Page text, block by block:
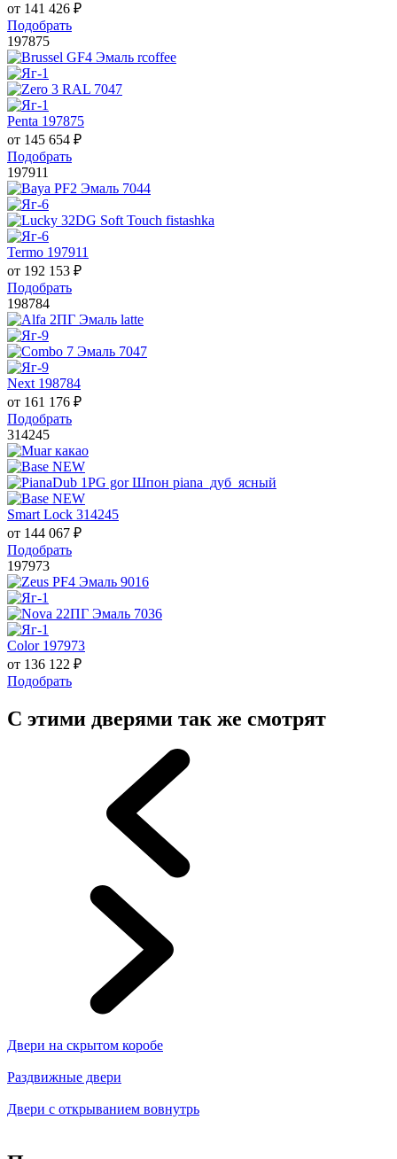
от 141 426 ₽
Подобрать
197875
Penta 197875
от 145 654 ₽
Подобрать
197911
Termo 197911
от 192 153 ₽
Подобрать
198784
Next 198784
от 161 176 ₽
Подобрать
314245
Smart Lock 314245
от 144 067 ₽
Подобрать
197973
Color 197973
от 136 122 ₽
Подобрать
С этими дверями так же смотрят
Двери на скрытом коробе
Раздвижные двери
Двери с открыванием вовнутрь